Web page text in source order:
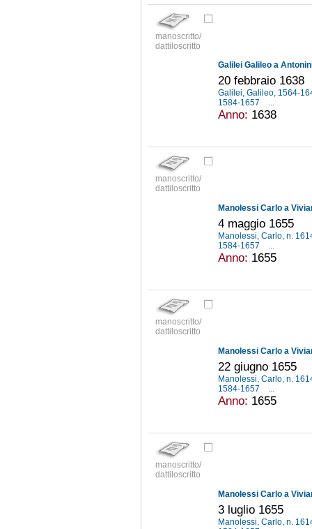
manoscritto/
dattiloscritto
Galilei Galileo a
20 febbraio 1638
Galilei, Galileo, 1564-
1584-1657
...
Anno: 1638
manoscritto/
dattiloscritto
Manolessi Carlo a
4 maggio 1655
Manolessi, Carlo, n.
1584-1657
...
Anno: 1655
manoscritto/
dattiloscritto
Manolessi Carlo a
22 giugno 1655
Manolessi, Carlo, n.
1584-1657
...
Anno: 1655
manoscritto/
dattiloscritto
Manolessi Carlo a
3 luglio 1655
Manolessi, Carlo, n.